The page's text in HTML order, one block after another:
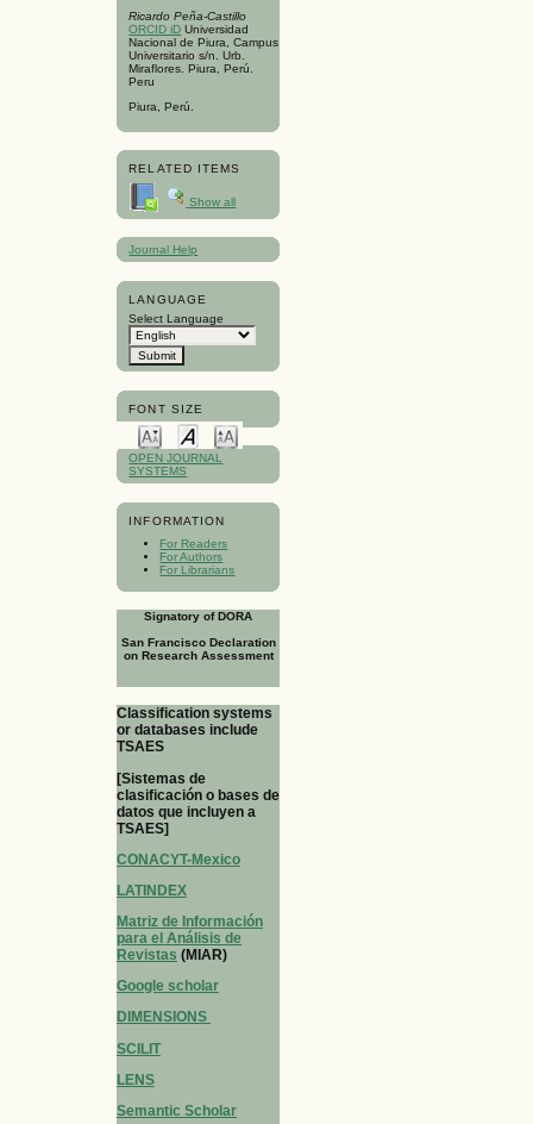
Ricardo Peña-Castillo
ORCID iD Universidad
Nacional de Piura, Campus
Universitario s/n. Urb.
Miraflores. Piura, Perú.
Peru
Piura, Perú.
RELATED ITEMS
Show all
Journal Help
LANGUAGE
Select Language
FONT SIZE
OPEN JOURNAL
SYSTEMS
INFORMATION
For Readers
For Authors
For Librarians
Signatory of DORA
San Francisco Declaration
on Research Assessment
Classification systems
or databases include
TSAES
[Sistemas de
clasificación o bases de
datos que incluyen a
TSAES]
CONACYT-Mexico
LATINDEX
Matriz de Información
para el Análisis de
Revistas (MIAR)
Google scholar
DIMENSIONS
SCILIT
LENS
Semantic Scholar